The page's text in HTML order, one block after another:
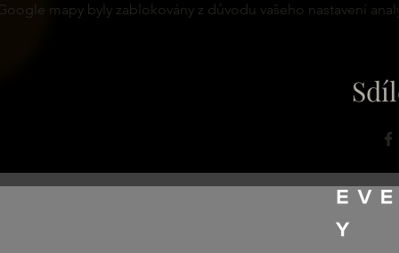
mapy byly zablokovány z důvodu vašeho nastavení